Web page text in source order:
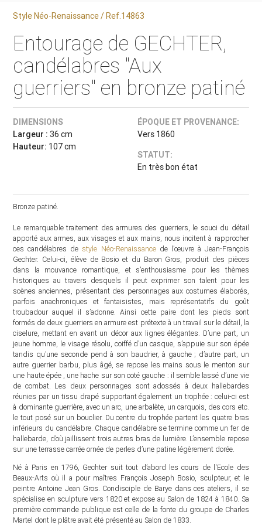
Style Néo-Renaissance / Ref.14863
Entourage de GECHTER,
candélabres "Aux
guerriers" en bronze patiné
DIMENSIONS
Largeur : 36 cm
Hauteur: 107 cm
ÉPOQUE ET PROVENANCE:
Vers 1860
STATUT:
En très bon état
Bronze patiné.
Le remarquable traitement des armures des guerriers, le souci du détail
apporté aux armes, aux visages et aux mains, nous incitent à rapprocher
ces candélabres de style Néo-Renaissancede l’œuvre à Jean-François
Gechter. Celui-ci, élève de Bosio et du Baron Gros, produit des pièces
dans la mouvance romantique, et s’enthousiasme pour les thèmes
historiques au travers desquels il peut exprimer son talent pour les
scènes anciennes, présentant des personnages aux costumes élaborés,
parfois anachroniques et fantaisistes, mais représentatifs du goût
troubadour auquel il s’adonne. Ainsi cette paire dont les pieds sont
formés de deux guerriers en armure est prétexte à un travail sur le détail, la
ciselure, mettant en avant un décor aux lignes élégantes. D’une part, un
jeune homme, le visage résolu, coiffé d’un casque, s’appuie sur son épée
tandis qu’une seconde pend à son baudrier, à gauche ; d’autre part, un
autre guerrier barbu, plus âgé, se repose les mains sous le menton sur
une haute épée , une hache sur son coté gauche : il semble lassé d’une vie
de combat. Les deux personnages sont adossés à deux hallebardes
réunies par un tissu drapé supportant également un trophée : celui-ci est
à dominante guerrière, avec un arc, une arbalète, un carquois, des cors etc.
le tout posé sur un bouclier. Du centre du trophée partent les quatre bras
inférieurs du candélabre. Chaque candélabre se termine comme un fer de
hallebarde, d’où jaillissent trois autres bras de lumière. L’ensemble repose
sur une terrasse carrée ornée de perles d’une patine légèrement dorée.
Né à Paris en 1796, Gechter suit tout d’abord les cours de l'Ecole des
Beaux-Arts où il a pour maîtres François Joseph Bosio, sculpteur, et le
peintre Antoine Jean Gros. Condisciple de Barye dans ces ateliers, il se
spécialise en sculpture vers 1820 et expose au Salon de 1824 à 1840. Sa
première commande publique est celle de la fonte du groupe de Charles
Martel dont le plâtre avait été présenté au Salon de 1833.